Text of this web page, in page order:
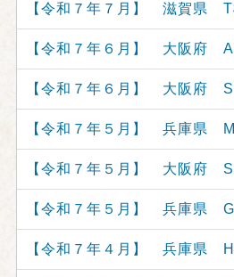
【令和７年７月】 滋賀県 T
【令和７年６月】 大阪府 A
【令和７年６月】 大阪府 S
【令和７年５月】 兵庫県
【令和７年５月】 大阪府 S
【令和７年５月】 兵庫県
【令和７年４月】 兵庫県